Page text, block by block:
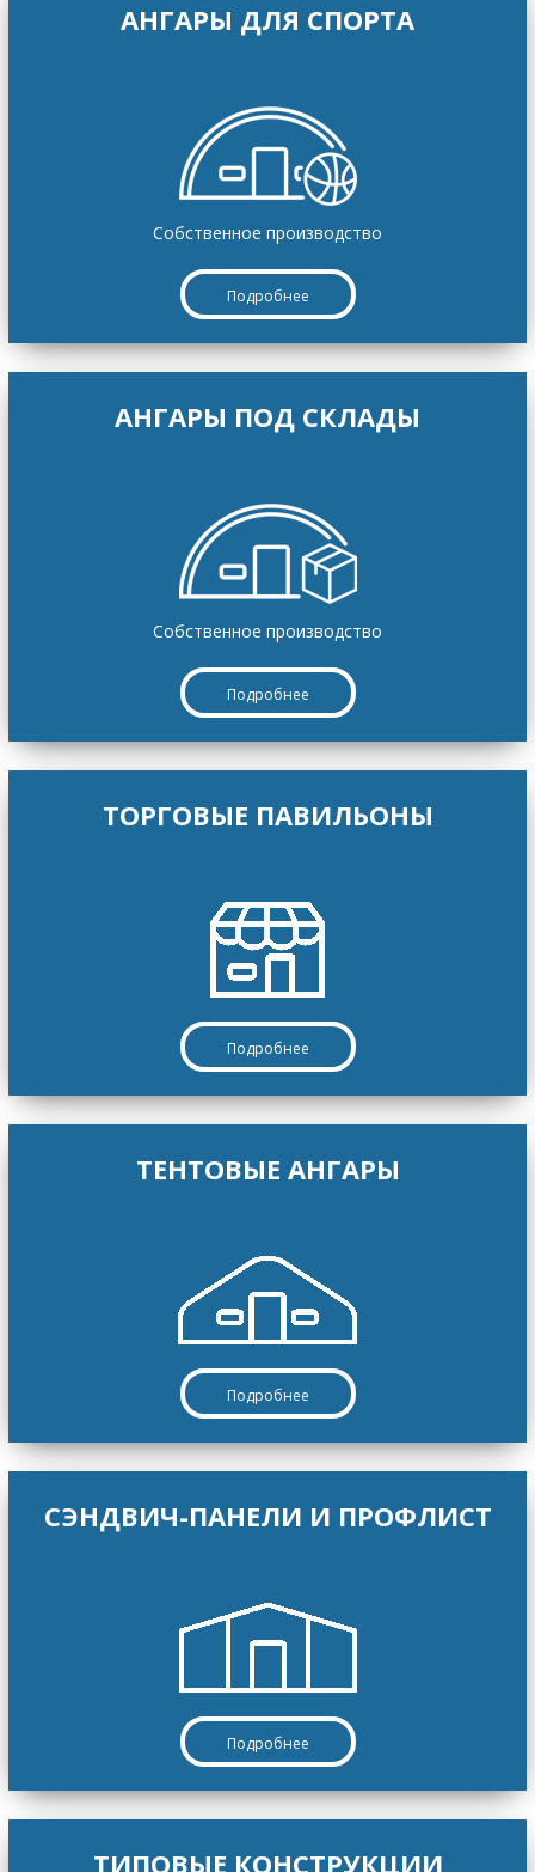
АНГАРЫ ДЛЯ СПОРТА
Собственное производство
Подробнее
АНГАРЫ ПОД СКЛАДЫ
Собственное производство
Подробнее
ТОРГОВЫЕ ПАВИЛЬОНЫ
Подробнее
ТЕНТОВЫЕ АНГАРЫ
Подробнее
CЭНДВИЧ-ПАНЕЛИ И ПРОФЛИСТ
Подробнее
ТИПОВЫЕ КОНСТРУКЦИИ